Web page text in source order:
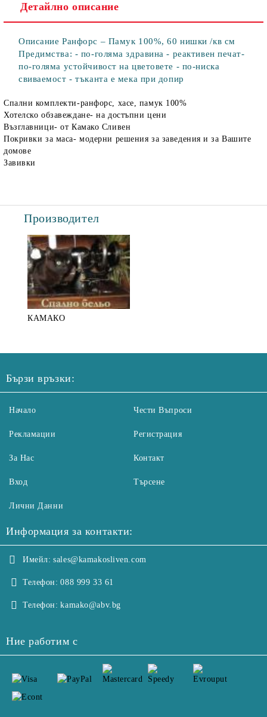
Детайлно описание
Описание Ранфорс – Памук 100%, 60 нишки /кв см
Предимства: - по-голяма здравина - реактивен печат-
по-голяма устойчивост на цветовете - по-ниска
свиваемост - тъканта е мека при допир
Спални комплекти-ранфорс, хасе, памук 100%
Хотелско обзавеждане- на достъпни цени
Възглавници- от Камако Сливен
Покривки за маса- модерни решения за заведения и за Вашите
домове
Завивки
Производител
КАМАКО
Бързи връзки:
Начало
Рекламации
За Нас
Вход
Чести Въпроси
Регистрация
Контакт
Търсене
Лични Данни
Информация за контакти:
Имейл: sales@kamakosliven.com
Телефон: 088 999 33 61
Телефон: kamako@abv.bg
Ние работим с